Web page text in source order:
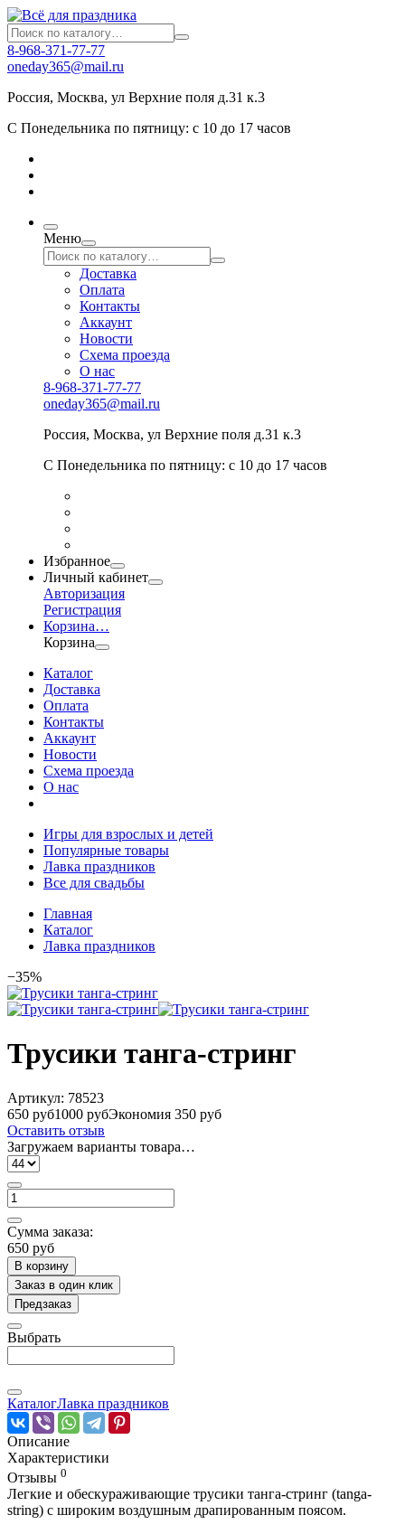
8-968-371-77-77
oneday365@mail.ru
Россия, Москва, ул Верхние поля д.31 к.3
С Понедельника по пятницу: с 10 до 17 часов
Меню
Доставка
Оплата
Контакты
Аккаунт
Новости
Схема проезда
О нас
8-968-371-77-77
oneday365@mail.ru
Россия, Москва, ул Верхние поля д.31 к.3
С Понедельника по пятницу: с 10 до 17 часов
Избранное
Личный кабинет
Авторизация
Регистрация
Корзина…
Корзина
Каталог
Доставка
Оплата
Контакты
Аккаунт
Новости
Схема проезда
О нас
Игры для взрослых и детей
Популярные товары
Лавка праздников
Все для свадьбы
Главная
Каталог
Лавка праздников
−35%
Трусики танга-стринг
Артикул: 78523
650 руб1000 рубЭкономия 350 руб
Оставить отзыв
Загружаем варианты товара…
Сумма заказа:
650 руб
В корзину
Заказ в один клик
Предзаказ
Выбрать
КаталогЛавка праздников
Описание
Характеристики
Отзывы 0
Легкие и обескураживающие трусики танга-стринг (tanga-
string) с широким воздушным драпированным поясом.